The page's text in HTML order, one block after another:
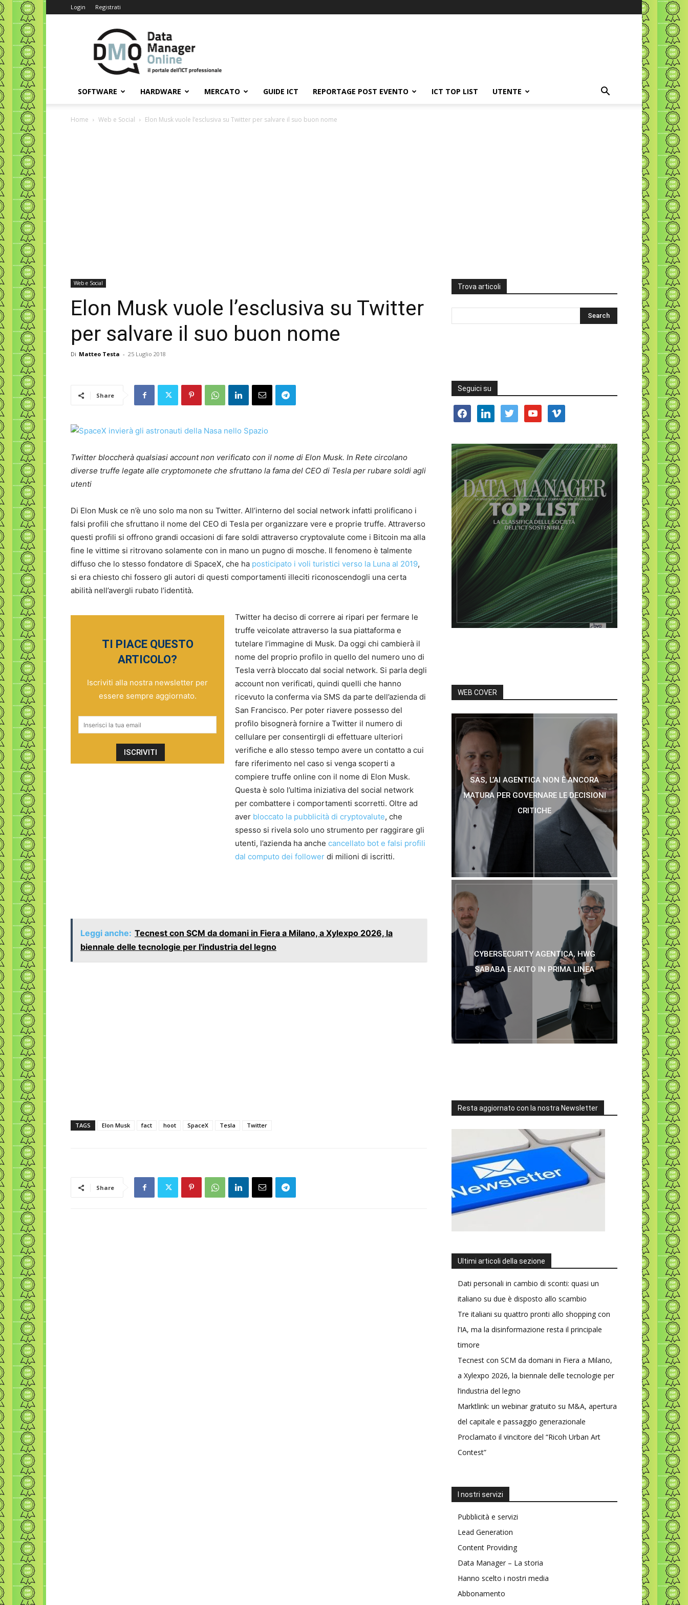
Login Registrati
Data
Manager
Online
SOFTWARE HARDWARE MERCATO GUIDE ICT REPORTAGE POST EVENTO ICT TOP LIST UTENTE
Home Web e Social Elon Musk vuole l’esclusiva su Twitter per salvare il suo buon nome
Web e Social
Elon Musk vuole l’esclusiva su Twitter
per salvare il suo buon nome
Di Matteo Testa - 25 Luglio 2018
Share
Twitter bloccherà qualsiasi account non verificato con il nome di Elon Musk. In Rete circolano
diverse truffe legate alle cryptomonete che sfruttano la fama del CEO di Tesla per rubare soldi agli
utenti
Di Elon Musk ce n’è uno solo ma non su Twitter. All’interno del social network infatti prolificano i
falsi profili che sfruttano il nome del CEO di Tesla per organizzare vere e proprie truffe. Attraverso
questi profili si offrono grandi occasioni di fare soldi attraverso cryptovalute come i Bitcoin ma alla
fine le vittime si ritrovano solamente con in mano un pugno di mosche. Il fenomeno è talmente
diffuso che lo stesso fondatore di SpaceX, che ha posticipato i voli turistici verso la Luna al 2019,
si era chiesto chi fossero gli autori di questi comportamenti illeciti riconoscendogli una certa
abilità nell’avergli rubato l’identità.
TI PIACE QUESTO
ARTICOLO?
Iscriviti alla nostra newsletter per
essere sempre aggiornato.
Twitter ha deciso di correre ai ripari per fermare le
truffe veicolate attraverso la sua piattaforma e
tutelare l’immagine di Musk. Da oggi chi cambierà il
nome del proprio profilo in quello del numero uno di
Tesla verrà bloccato dal social network. Si parla degli
account non verificati, quindi quelli che hanno
ricevuto la conferma via SMS da parte dell’azienda di
San Francisco. Per poter riavere possesso del
profilo bisognerà fornire a Twitter il numero di
cellulare per consentirgli di effettuare ulteriori
verifiche e allo stesso tempo avere un contatto a cui
fare riferimento nel caso si venga scoperti a
compiere truffe online con il nome di Elon Musk.
Questa è solo l’ultima iniziativa del social network
per combattere i comportamenti scorretti. Oltre ad
aver bloccato la pubblicità di cryptovalute, che
spesso si rivela solo uno strumento per raggirare gli
utenti, l’azienda ha anche cancellato bot e falsi profili
dal computo dei follower di milioni di iscritti.
Leggi anche: Tecnest con SCM da domani in Fiera a Milano, a Xylexpo 2026, la
biennale delle tecnologie per l'industria del legno
TAGS Elon Musk fact hoot SpaceX Tesla Twitter
Share
Trova articoli
Seguici su
facebooklinkedin twitter youtube vimeo
WEB COVER
SAS, L’AI AGENTICA NON È ANCORA
MATURA PER GOVERNARE LE DECISIONI
CRITICHE
CYBERSECURITY AGENTICA, HWG
SABABA E AKITO IN PRIMA LINEA
Resta aggiornato con la nostra Newsletter
Ultimi articoli della sezione
Dati personali in cambio di sconti: quasi un
italiano su due è disposto allo scambio
Tre italiani su quattro pronti allo shopping con
l’IA, ma la disinformazione resta il principale
timore
Tecnest con SCM da domani in Fiera a Milano,
a Xylexpo 2026, la biennale delle tecnologie per
l’industria del legno
Marktlink: un webinar gratuito su M&A, apertura
del capitale e passaggio generazionale
Proclamato il vincitore del “Ricoh Urban Art
Contest”
I nostri servizi
Pubblicità e servizi
Lead Generation
Content Providing
Data Manager – La storia
Hanno scelto i nostri media
Abbonamento